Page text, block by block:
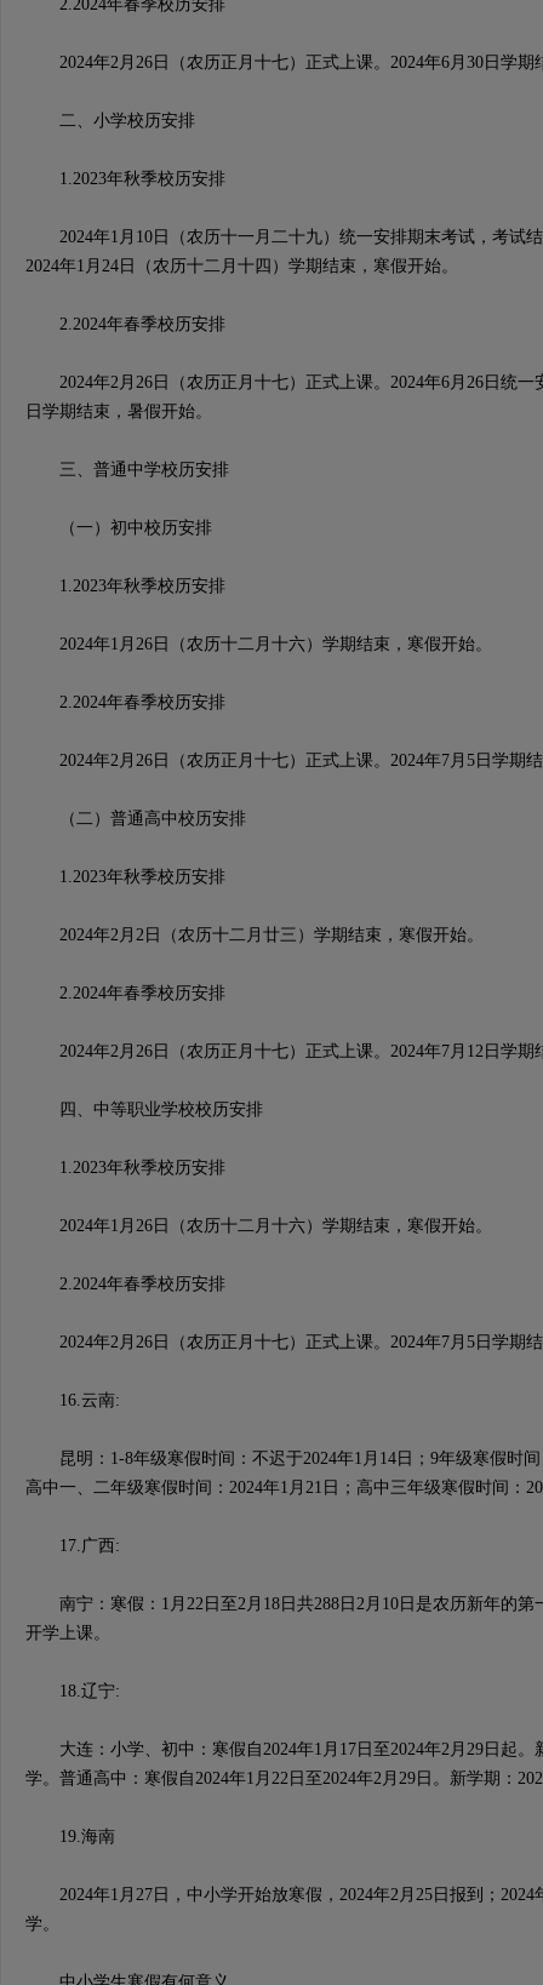
2.2024年春季校历安排
2024年2月26日（农历正月十七）正式上课。2024年6月30日学期
二、小学校历安排
1.2023年秋季校历安排
2024年1月10日（农历十一月二十九）统一安排期末考试，考试
2024年1月24日（农历十二月十四）学期结束，寒假开始。
2.2024年春季校历安排
2024年2月26日（农历正月十七）正式上课。2024年6月26日统一
日学期结束，暑假开始。
三、普通中学校历安排
（一）初中校历安排
1.2023年秋季校历安排
2024年1月26日（农历十二月十六）学期结束，寒假开始。
2.2024年春季校历安排
2024年2月26日（农历正月十七）正式上课。2024年7月5日学期
（二）普通高中校历安排
1.2023年秋季校历安排
2024年2月2日（农历十二月廿三）学期结束，寒假开始。
2.2024年春季校历安排
2024年2月26日（农历正月十七）正式上课。2024年7月12日学期
四、中等职业学校校历安排
1.2023年秋季校历安排
2024年1月26日（农历十二月十六）学期结束，寒假开始。
2.2024年春季校历安排
2024年2月26日（农历正月十七）正式上课。2024年7月5日学期
16.云南:
昆明：1-8年级寒假时间：不迟于2024年1月14日；9年级寒假时间
高中一、二年级寒假时间：2024年1月21日；高中三年级寒假时间：
17.广西:
南宁：寒假：1月22日至2月18日共288日2月10日是农历新年的第
开学上课。
18.辽宁:
大连：小学、初中：寒假自2024年1月17日至2024年2月29日起。
学。普通高中：寒假自2024年1月22日至2024年2月29日。新学期：
19.海南
2024年1月27日，中小学开始放寒假，2024年2月25日报到；2024
学。